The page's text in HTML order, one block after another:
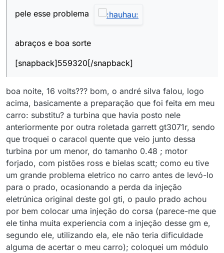
pele esse problema
abraços e boa sorte
[snapback]559320[/snapback]
boa noite, 16 volts??? bom, o andré silva falou, logo
acima, basicamente a preparação que foi feita em meu
carro: substitu? a turbina que havia posto nele
anteriormente por outra roletada garrett gt3071r, sendo
que troquei o caracol quente que veio junto dessa
turbina por um menor, do tamanho 0.48 ; motor
forjado, com pistões ross e bielas scatt; como eu tive
um grande problema eletrico no carro antes de levó-lo
para o prado, ocasionando a perda da injeção
eletrúnica original deste gol gti, o paulo prado achou
por bem colocar uma injeção do corsa (parece-me que
ele tinha muita experiencia com a injeção desse gm e,
segundo ele, utilizando ela, ele não teria dificuldade
alguma de acertar o meu carro); coloquei um módulo